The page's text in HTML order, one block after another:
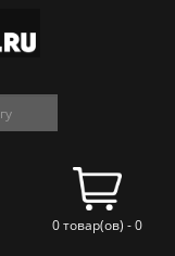
0 товар(ов) - 0